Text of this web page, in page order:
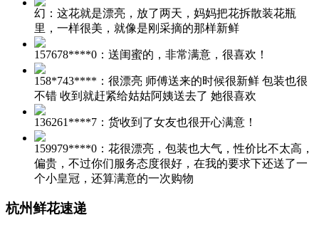
幻： 这花就是漂亮，放了两天，妈妈把花拆散装花瓶
里，一样很美，就像是刚采摘的那样新鲜
157678****0： 送闺蜜的，非常满意，很喜欢！
158*743****： 很漂亮 师傅送来的时候很新鲜 包装也很
不错 收到就赶紧给姑姑阿姨送去了 她很喜欢
136261****7： 货收到了女友也很开心满意！
159979****0： 花很漂亮，包装也大气，性价比不太高，
偏贵，不过你们服务态度很好，在我的要求下还送了一
个小皇冠，还算满意的一次购物
杭州鲜花速递